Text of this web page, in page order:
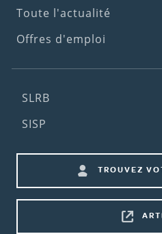
Toute l'actualité
Offres d'emploi
Footer
(2nd
SLRB
SISP
Footer
shortcuts
TROUVEZ